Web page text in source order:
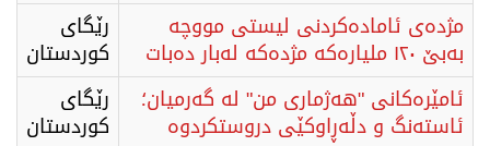
مژدەی ئامادەکردنی لیستی مووچە
بەبێ ۱۲۰ ملیارەکە مژدەکە لەبار دەبات
رێگای
كوردستان
ئامێرەکانی "هەژماری من" لە گەرمیان؛
ئاستەنگ و دڵەڕاوکێی دروستکردوە
رێگای
كوردستان